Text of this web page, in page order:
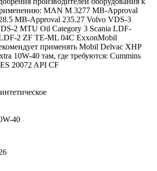
MAN M 3277 MB-Approval
MB-Approval 235.27 Volvo VDS-3
2 MTU Oil Category 3 Scania LDF-
2 ZF TE-ML 04C ExxonMobil
применять Mobil Delvac XHP
10W-40 там, где требуются: Cummins
20072 API CF
40